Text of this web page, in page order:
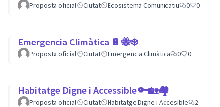
Proposta oficial Ciutat Ecosistema Comunicatiu 0 0
Emergencia Climàtica 🔋🐝❄️
Proposta oficial Ciutat Emergencia Climàtica 0 0
Habitatge Digne i Accessible 🔑🏡🏘
Proposta oficial Ciutat Habitatge Digne i Accesible
2